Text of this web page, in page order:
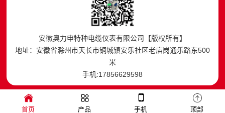
安徽奥力申特种电缆仪表有限公司【版权所有】
地址：安徽省滁州市天长市铜城镇安乐社区老庙岗通乐路东500
米
手机:17856629598
首页 产品 手机 顶部